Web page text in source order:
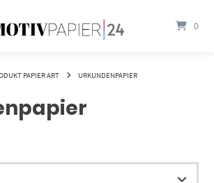
0
PAPIER ART URKUNDENPAPIER